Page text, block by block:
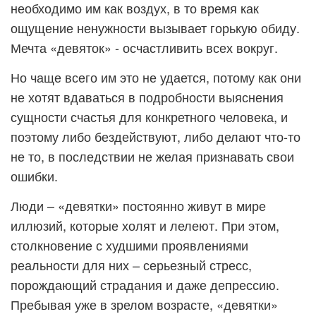
необходимо им как воздух, в то время как
ощущение ненужности вызывает горькую обиду.
Мечта «девяток» - осчастливить всех вокруг.
Но чаще всего им это не удается, потому как они
не хотят вдаваться в подробности выяснения
сущности счастья для конкретного человека, и
поэтому либо бездействуют, либо делают что-то
не то, в последствии не желая признавать свои
ошибки.
Люди – «девятки» постоянно живут в мире
иллюзий, которые холят и лелеют. При этом,
столкновение с худшими проявлениями
реальности для них – серьезный стресс,
порождающий страдания и даже депрессию.
Пребывая уже в зрелом возрасте, «девятки»